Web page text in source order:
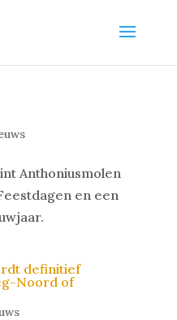
Anthoniusmolen
en een
definitief
Noord of